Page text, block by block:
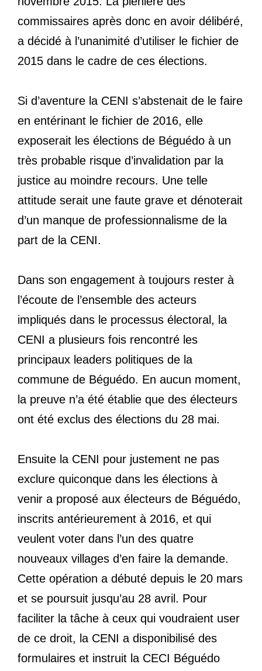
commissaires après donc en avoir délibéré,
a décidé à l’unanimité d’utiliser le fichier de
2015 dans le cadre de ces élections.
Si d’aventure la CENI s’abstenait de le faire
en entérinant le fichier de 2016, elle
exposerait les élections de Béguédo à un
très probable risque d’invalidation par la
justice au moindre recours. Une telle
attitude serait une faute grave et dénoterait
d’un manque de professionnalisme de la
part de la CENI.
Dans son engagement à toujours rester à
l’écoute de l’ensemble des acteurs
impliqués dans le processus électoral, la
CENI a plusieurs fois rencontré les
principaux leaders politiques de la
commune de Béguédo. En aucun moment,
la preuve n’a été établie que des électeurs
ont été exclus des élections du 28 mai.
Ensuite la CENI pour justement ne pas
exclure quiconque dans les élections à
venir a proposé aux électeurs de Béguédo,
inscrits antérieurement à 2016, et qui
veulent voter dans l’un des quatre
nouveaux villages d’en faire la demande.
Cette opération a débuté depuis le 20 mars
et se poursuit jusqu’au 28 avril. Pour
faciliter la tâche à ceux qui voudraient user
de ce droit, la CENI a disponibilisé des
formulaires et instruit la CECI Béguédo